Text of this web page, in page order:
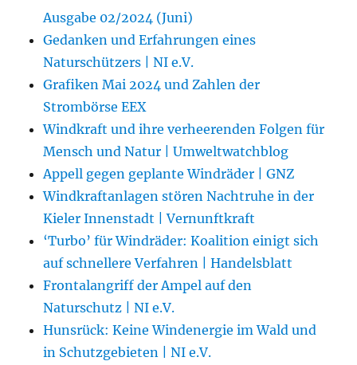
Ausgabe 02/2024 (Juni)
Gedanken und Erfahrungen eines
Naturschützers | NI e.V.
Grafiken Mai 2024 und Zahlen der
Strombörse EEX
Windkraft und ihre verheerenden Folgen für
Mensch und Natur | Umweltwatchblog
Appell gegen geplante Windräder | GNZ
Windkraftanlagen stören Nachtruhe in der
Kieler Innenstadt | Vernunftkraft
‘Turbo’ für Windräder: Koalition einigt sich
auf schnellere Verfahren | Handelsblatt
Frontalangriff der Ampel auf den
Naturschutz | NI e.V.
Hunsrück: Keine Windenergie im Wald und
in Schutzgebieten | NI e.V.